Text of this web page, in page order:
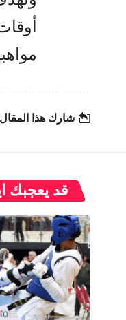
شارك هذا المقال
قد يعجبك